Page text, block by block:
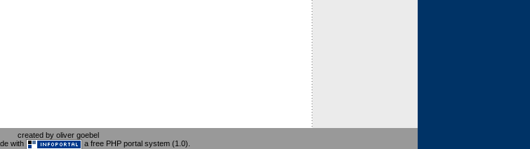
created by oliver goebel
with
a free PHP portal system (1.0).